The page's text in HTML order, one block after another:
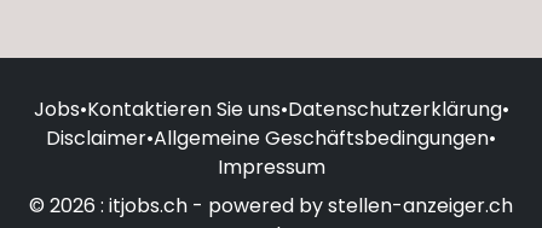
Jobs•Kontaktieren Sie uns•Datenschutzerklärung•
Disclaimer•Allgemeine Geschäftsbedingungen•
Impressum
© 2026 : itjobs.ch - powered by stellen-anzeiger.ch